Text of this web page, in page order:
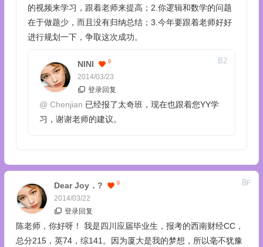
的视频来学习，跟着老师来提高；2.你逻辑和数学的问题
在于做题少，而且没有归纳总结；3.今年要跟着老师好好
进行规划一下，争取这次成功。
NINI 9
2014/03/23
B2
登录回复
@ Chenjian 已经报了太奇班，现在也跟着您YY学
习，谢谢老师的建议。
Dear Joy．? 9
2014/03/22
8F
登录回复
陈老师，你好呀！ 我是四川应届毕业生，报考的西南财经CC，
总分215，英74，综141。因为厦大是我的梦想，所以毫不犹豫